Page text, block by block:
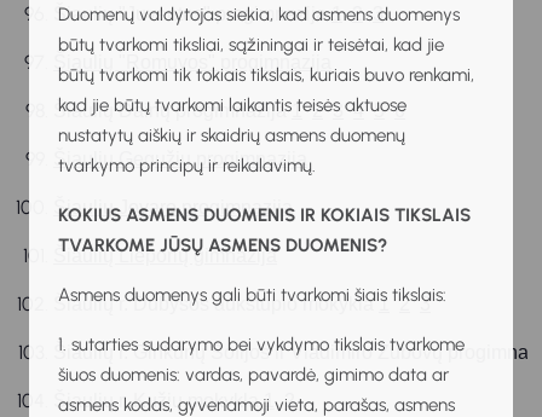
Duomenų valdytojas siekia, kad asmens duomenys
būtų tvarkomi tiksliai, sąžiningai ir teisėtai, kad jie
būtų tvarkomi tik tokiais tikslais, kuriais buvo renkami,
kad jie būtų tvarkomi laikantis teisės aktuose
nustatytų aiškių ir skaidrių asmens duomenų
tvarkymo principų ir reikalavimų.
KOKIUS ASMENS DUOMENIS IR KOKIAIS TIKSLAIS
TVARKOME JŪSŲ ASMENS DUOMENIS?
Asmens duomenys gali būti tvarkomi šiais tikslais:
1. sutarties sudarymo bei vykdymo tikslais tvarkome
šiuos duomenis: vardas, pavardė, gimimo data ar
asmens kodas, gyvenamoji vieta, parašas, asmens
Šiaulių "Juventos" progimnazija 1 2 3
Šiaulių "Romuvos" progimnazija
Šiaulių Dainų progimnazija 1 2 3 4 5 6
Šiaulių Gegužių progimnazija
Šiaulių Jovaro progimnazija
Šiaulių Lieporių gimnazija
Šiaulių r. Dubysos aukštupio mokykla 1 2 3
Šiaulių r. Ginkūnų Sofijos ir Vladimiro Zubovų
Šiaulių r. Kužių mokykla 1 2